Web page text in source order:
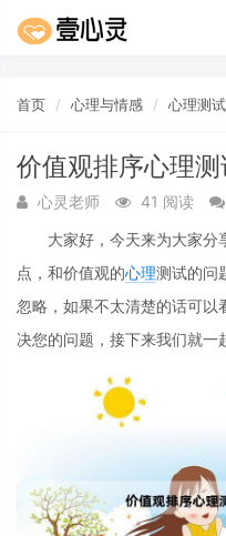
首页 心理与情感 心理测试
价值观排序心理
心灵老师 41 阅读
大家好，今天来为大家分
点，和价值观的心理测试的问
忽略，如果不太清楚的话可
决您的问题，接下来我们就一